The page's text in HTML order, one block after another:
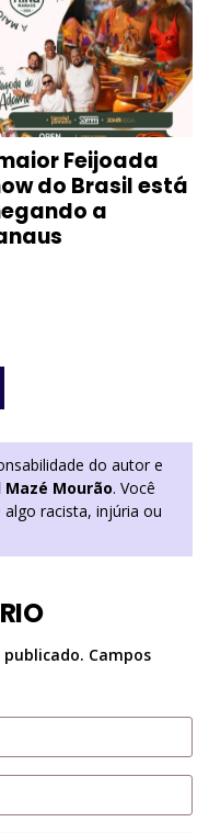
Feijoada
do Brasil está
a
do autor e
Mazé Mourão. Você
racista, injúria ou
publicado. Campos